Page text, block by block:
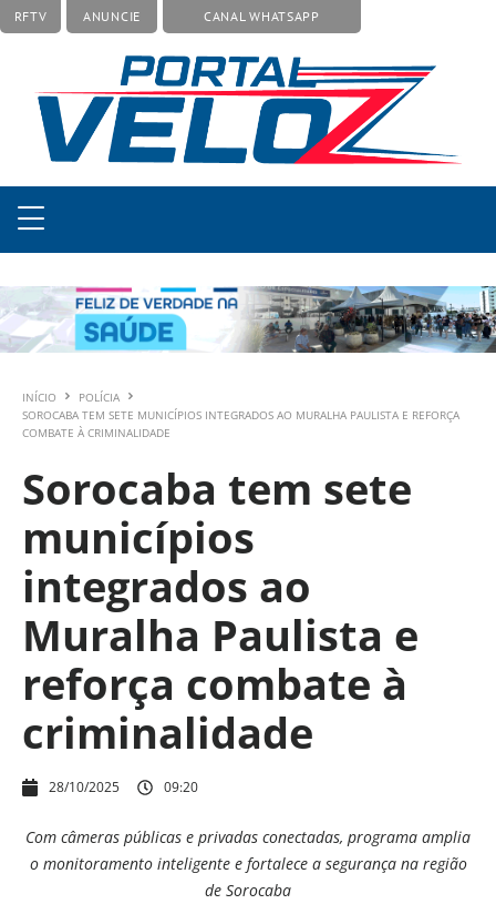
RFTV ANUNCIE CANAL WHATSAPP
INÍCIO
POLÍCIA
SOROCABA TEM SETE MUNICÍPIOS INTEGRADOS AO MURALHA PAULISTA E REFORÇA
COMBATE À CRIMINALIDADE
Sorocaba tem sete
municípios
integrados ao
Muralha Paulista e
reforça combate à
criminalidade
28/10/2025 09:20
Com câmeras públicas e privadas conectadas, programa amplia
o monitoramento inteligente e fortalece a segurança na região
de Sorocaba